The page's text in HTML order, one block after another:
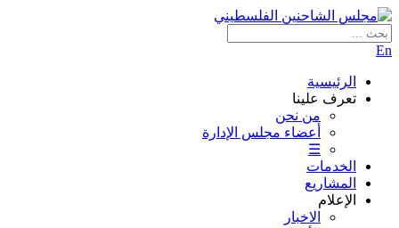
En
الرئيسية
تعرف علينا
من نحن
أعضاء مجلس الإدارة
☰
الخدمات
المشاريع
الإعلام
الاخبار